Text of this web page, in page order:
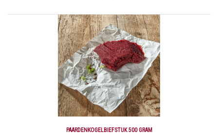
PAARDENKOGELBIEFSTUK 500 GRAM